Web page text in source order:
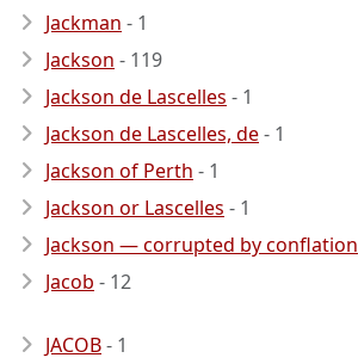
Jackman - 1
Jackson - 119
Jackson de Lascelles - 1
Jackson de Lascelles, de- 1
Jackson of Perth - 1
Jackson or Lascelles - 1
Jackson — corrupted by conflation
Jacob - 12
JACOB- 1